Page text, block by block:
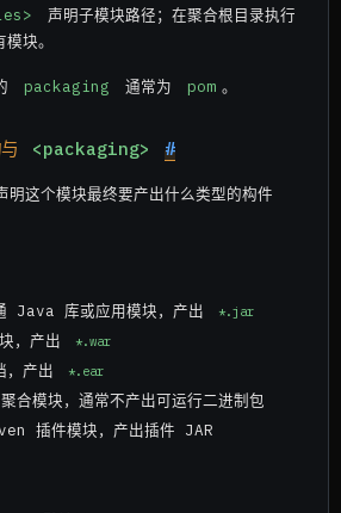
声明子模块路径；在聚合根目录执行
块。
packaging 通常为 pom 。
<packaging> #
明这个模块最终要产出什么类型的构件
Java 库或应用模块，产出
*.jar
，产出
*.war
，产出
*.ear
合模块，通常不产出可运行二进制包
插件模块，产出插件 JAR